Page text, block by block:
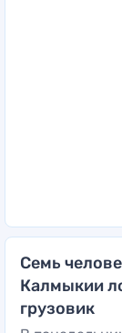
Семь
Калмыкии
грузовик